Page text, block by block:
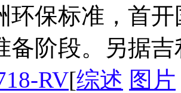
环保标准，首
备阶段。另据
RV[综述 图片